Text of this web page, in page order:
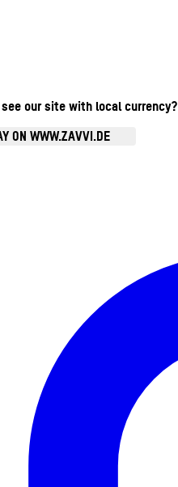
our site with local currency?
ON WWW.ZAVVI.DE